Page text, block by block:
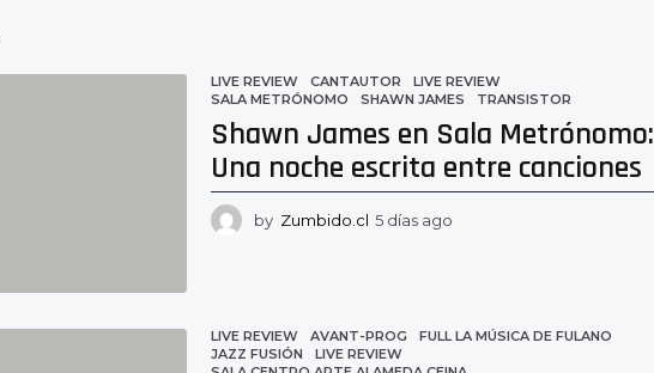
LIVE REVIEW CANTAUTOR ,LIVE REVIEW
SALA METRÓNOMO
,SHAWN JAMES ,TRANSISTOR
Shawn James en Sala Metrónomo:
Una noche escrita entre canciones
by Zumbido.cl 5 días ago
a
LIVE REVIEW AVANT-PROG ,FULL LA MÚSICA DE FULANO
JAZZ FUSIÓN
,LIVE REVIEW